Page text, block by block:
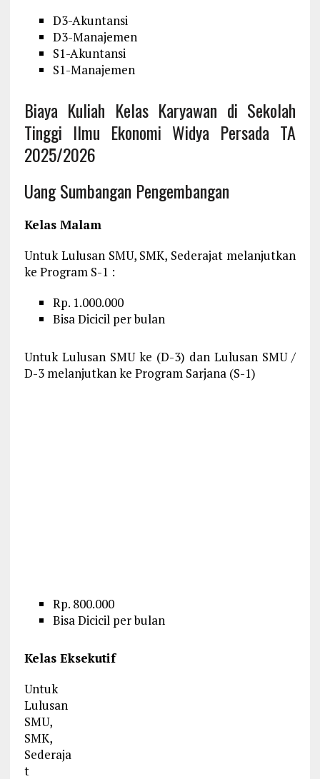
D3-Akuntansi
D3-Manajemen
S1-Akuntansi
S1-Manajemen
Biaya Kuliah Kelas Karyawan di Sekolah
Tinggi Ilmu Ekonomi Widya Persada TA
2025/2026
Uang Sumbangan Pengembangan
Kelas Malam
Untuk Lulusan SMU, SMK, Sederajat melanjutkan
ke Program S-1 :
Rp. 1.000.000
Bisa Dicicil per bulan
Untuk Lulusan SMU ke (D-3) dan Lulusan SMU /
D-3 melanjutkan ke Program Sarjana (S-1)
Rp. 800.000
Bisa Dicicil per bulan
Kelas Eksekutif
Untuk
Lulusan
SMU,
SMK,
Sederaja
t